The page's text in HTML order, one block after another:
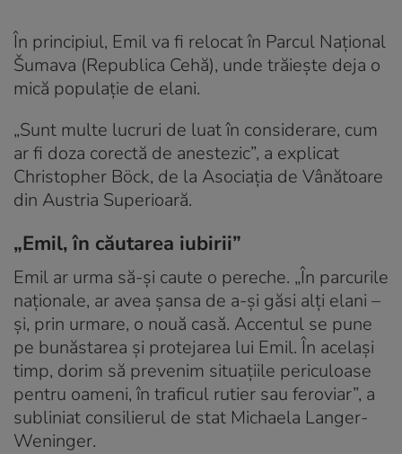
În principiul, Emil va fi relocat în Parcul Național
Šumava (Republica Cehă), unde trăiește deja o
mică populație de elani.
„Sunt multe lucruri de luat în considerare, cum
ar fi doza corectă de anestezic”, a explicat
Christopher Böck, de la Asociația de Vânătoare
din Austria Superioară.
„Emil, în căutarea iubirii”
Emil ar urma să-și caute o pereche. „În parcurile
naționale, ar avea șansa de a-și găsi alți elani –
și, prin urmare, o nouă casă. Accentul se pune
pe bunăstarea și protejarea lui Emil. În același
timp, dorim să prevenim situațiile periculoase
pentru oameni, în traficul rutier sau feroviar”, a
subliniat consilierul de stat Michaela Langer-
Weninger.